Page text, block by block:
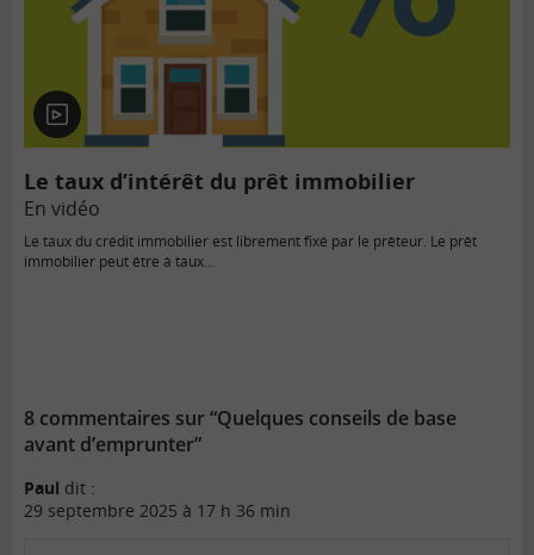
En
vidéo
Le taux d’intérêt du prêt immobilier
En vidéo
Le taux du crédit immobilier est librement fixé par le prêteur. Le prêt
immobilier peut être à taux…
8 commentaires sur “Quelques conseils de base
avant d’emprunter”
Paul dit :
29 septembre 2025 à 17 h 36 min